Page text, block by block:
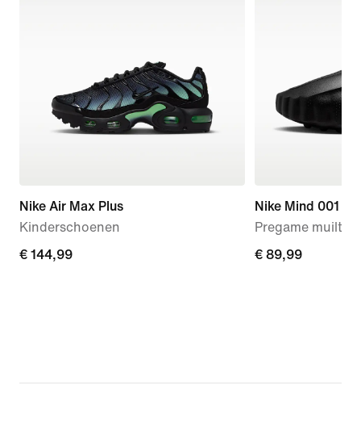
Nike Air Max Plus
Kinderschoenen
€ 144,99
€ 144,99
Nike Mind 001
Pregame
€ 89,99
€ 89,99